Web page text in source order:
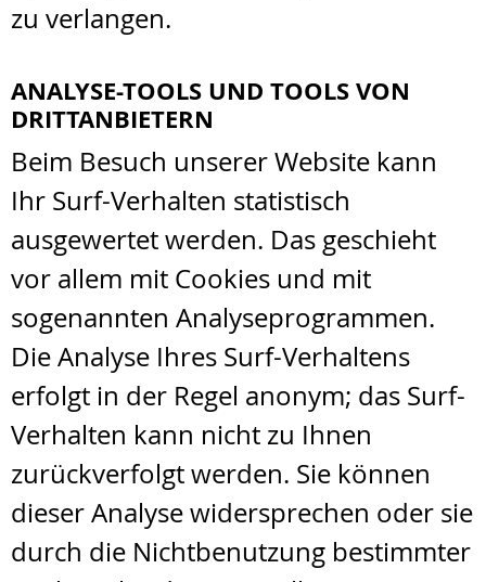
zu verlangen.
ANALYSE-TOOLS UND TOOLS VON
DRITTANBIETERN
Beim Besuch unserer Website kann
Ihr Surf-Verhalten statistisch
ausgewertet werden. Das geschieht
vor allem mit Cookies und mit
sogenannten Analyseprogrammen.
Die Analyse Ihres Surf-Verhaltens
erfolgt in der Regel anonym; das Surf-
Verhalten kann nicht zu Ihnen
zurückverfolgt werden. Sie können
dieser Analyse widersprechen oder sie
durch die Nichtbenutzung bestimmter